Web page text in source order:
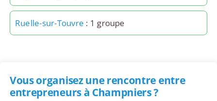
Ruelle-sur-Touvre : 1 groupe
Vous organisez une rencontre entre
entrepreneurs à Champniers ?